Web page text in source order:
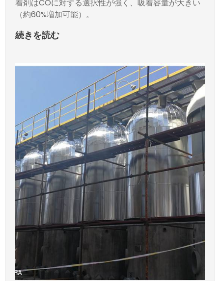
着剤はCOに対する選択性が強く、吸着容量が大きい
（約60%増加可能）。
続きを読む